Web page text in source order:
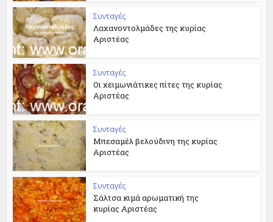
Συνταγές
Λαχανοντολμάδες της κυρίας
Αριστέας
Συνταγές
Οι χειμωνιάτικες πίτες της κυρίας
Αριστέας
Συνταγές
Μπεσαμέλ βελούδινη της κυρίας
Αριστέας
Συνταγές
Σάλτσα κιμά αρωματική της
κυρίας Αριστέας